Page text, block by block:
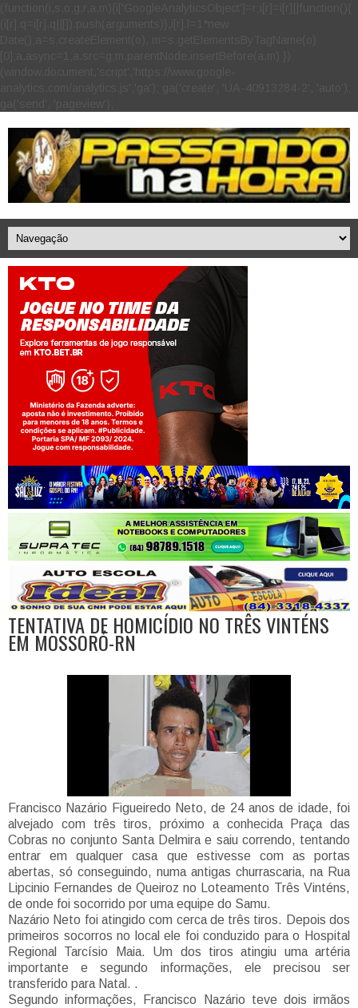
Jogue com responsabilidade. 18+
TENTATIVA DE HOMICÍDIO NO TRÊS VINTÉNS
EM MOSSORÓ-RN
Francisco Nazário Figueiredo Neto, de 24 anos de idade, foi
alvejado com três tiros, próximo a conhecida Praça das
Cobras no conjunto Santa Delmira e saiu correndo, tentando
entrar em qualquer casa que estivesse com as portas
abertas, só conseguindo, numa antigas churrascaria, na Rua
Lipcinio Fernandes de Queiroz no Loteamento Três Vinténs,
de onde foi socorrido por uma equipe do Samu.
Nazário Neto foi atingido com cerca de três tiros. Depois dos
primeiros socorros no local ele foi conduzido para o Hospital
Regional Tarcísio Maia. Um dos tiros atingiu uma artéria
importante e segundo informações, ele precisou ser
transferido para Natal. .
Segundo informações, Francisco Nazário teve dois irmãos